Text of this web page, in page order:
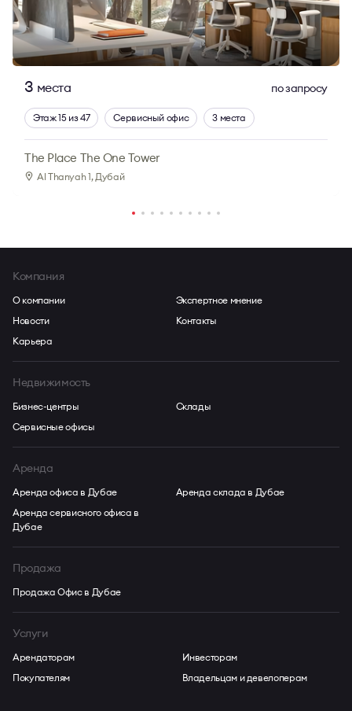
3 места по запросу
Этаж 15 из 47 Сервисный офис 3 места
The Place The One Tower
Al Thanyah 1, Дубай
Компания
О компании
Новости
Карьера
Экспертное мнение
Контакты
Недвижимость
Бизнес-центры
Сервисные офисы
Склады
Аренда
Аренда офиса в Дубае
Аренда сервисного офиса в
Дубае
Аренда склада в Дубае
Продажа
Продажа Офис в Дубае
Услуги
Арендаторам
Покупателям
Инвесторам
Владельцам и девелоперам